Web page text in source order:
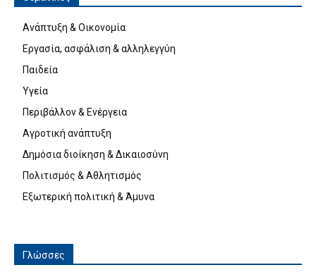
Ανάπτυξη & Οικονομία
Εργασία, ασφάλιση & αλληλεγγύη
Παιδεία
Υγεία
Περιβάλλον & Ενέργεια
Αγροτική ανάπτυξη
Δημόσια διοίκηση & Δικαιοσύνη
Πολιτισμός & Αθλητισμός
Εξωτερική πολιτική & Άμυνα
Γλώσσες